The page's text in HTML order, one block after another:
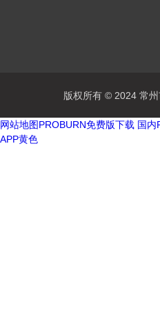
版权所有 © 2024 常
网站地图PROBURN免费版下载 国内
APP黄色